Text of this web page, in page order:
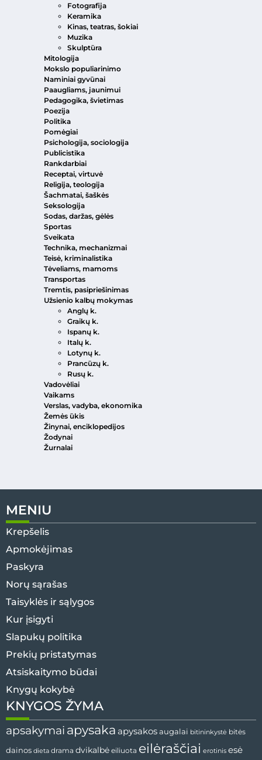
Fotografija
Keramika
Kinas, teatras, šokiai
Muzika
Skulptūra
Mitologija
Mokslo populiarinimo
Naminiai gyvūnai
Paaugliams, jaunimui
Pedagogika, švietimas
Poezija
Politika
Pomėgiai
Psichologija, sociologija
Publicistika
Rankdarbiai
Receptai, virtuvė
Religija, teologija
Šachmatai, šaškės
Seksologija
Sodas, daržas, gėlės
Sportas
Sveikata
Technika, mechanizmai
Teisė, kriminalistika
Tėveliams, mamoms
Transportas
Tremtis, pasipriešinimas
Užsienio kalbų mokymas
Anglų k.
Graikų k.
Ispanų k.
Italų k.
Lotynų k.
Prancūzų k.
Rusų k.
Vadovėliai
Vaikams
Verslas, vadyba, ekonomika
Žemės ūkis
Žinynai, enciklopedijos
Žodynai
Žurnalai
MENIU
Krepšelis
Apmokėjimas
Paskyra
Norų sąrašas
Taisyklės ir sąlygos
Kur įsigyti
Slapukų politika
Prekių pristatymas
Atsiskaitymo būdai
Knygų kokybė
KNYGOS ŽYMA
apsakymai apysaka apysakos augalai bitininkystė bitės
dainos dieta drama dvikalbė eiliuota eilėraščiai erotinis esė